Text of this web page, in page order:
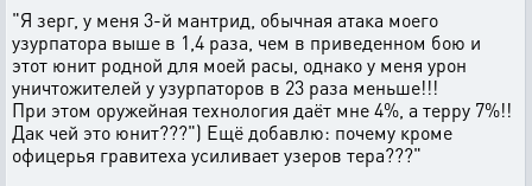
"Я зерг, у меня 3-й мантрид, обычная атака моего
узурпатора выше в 1,4 раза, чем в приведенном бою и
этот юнит родной для моей расы, однако у меня урон
уничтожителей у узурпаторов в 23 раза меньше!!!
При этом оружейная технология даёт мне 4%, а терру 7%!!
Дак чей это юнит???") Ещё добавлю: почему кроме
офицерья гравитеха усиливает узеров тера???"